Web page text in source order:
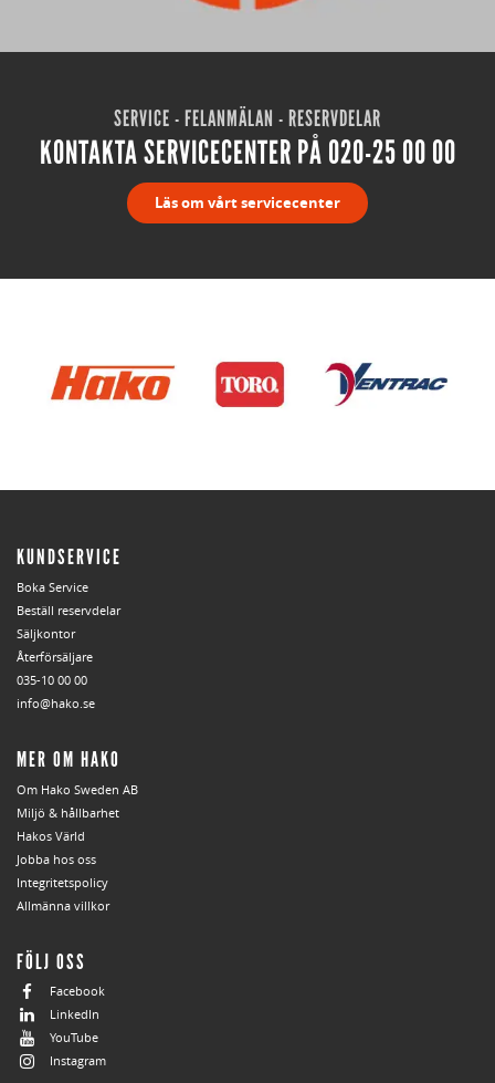
SERVICE - FELANMÄLAN - RESERVDELAR
KONTAKTA SERVICECENTER PÅ 020-25 00 00
Läs om vårt servicecenter
KUNDSERVICE
Boka Service
Beställ reservdelar
Säljkontor
Återförsäljare
035-10 00 00
info@hako.se
MER OM HAKO
Om Hako Sweden AB
Miljö & hållbarhet
Hakos Värld
Jobba hos oss
Integritetspolicy
Allmänna villkor
FÖLJ OSS
Facebook
LinkedIn
YouTube
Instagram